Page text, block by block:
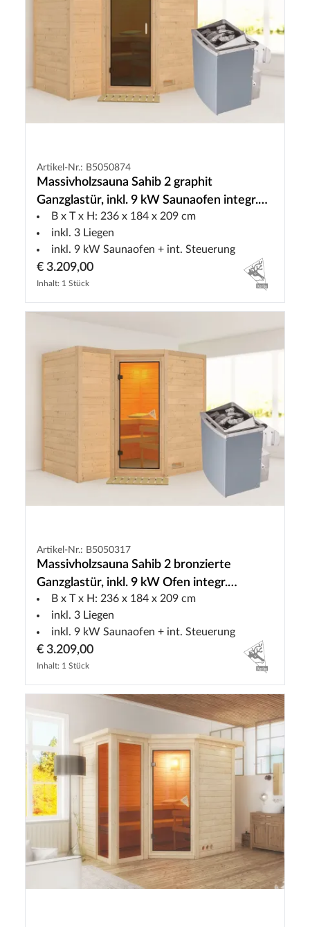
Artikel-Nr.: B5050874
Massivholzsauna Sahib 2 graphit
Ganzglastür, inkl. 9 kW Saunaofen integr.
Steuerung
B x T x H: 236 x 184 x 209 cm
inkl. 3 Liegen
inkl. 9 kW Saunaofen + int. Steuerung
€ 3.209,00
Inhalt: 1 Stück
Artikel-Nr.: B5050317
Massivholzsauna Sahib 2 bronzierte
Ganzglastür, inkl. 9 kW Ofen integr.
Steuerung
B x T x H: 236 x 184 x 209 cm
inkl. 3 Liegen
inkl. 9 kW Saunaofen + int. Steuerung
€ 3.209,00
Inhalt: 1 Stück